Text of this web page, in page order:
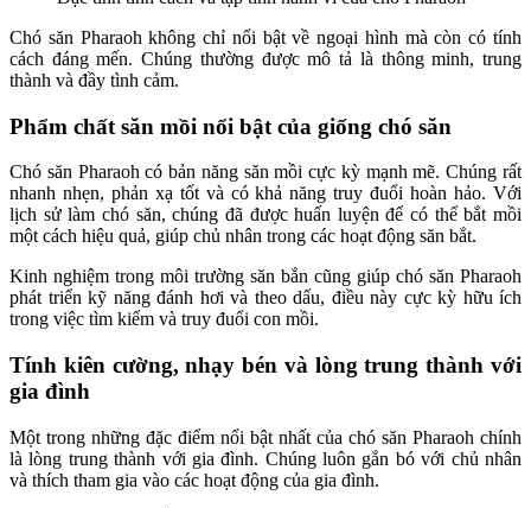
Chó săn Pharaoh không chỉ nổi bật về ngoại hình mà còn có tính
cách đáng mến. Chúng thường được mô tả là thông minh, trung
thành và đầy tình cảm.
Phẩm chất săn mồi nổi bật của giống chó săn
Chó săn Pharaoh có bản năng săn mồi cực kỳ mạnh mẽ. Chúng rất
nhanh nhẹn, phản xạ tốt và có khả năng truy đuổi hoàn hảo. Với
lịch sử làm chó săn, chúng đã được huấn luyện để có thể bắt mồi
một cách hiệu quả, giúp chủ nhân trong các hoạt động săn bắt.
Kinh nghiệm trong môi trường săn bắn cũng giúp chó săn Pharaoh
phát triển kỹ năng đánh hơi và theo dấu, điều này cực kỳ hữu ích
trong việc tìm kiếm và truy đuổi con mồi.
Tính kiên cường, nhạy bén và lòng trung thành với
gia đình
Một trong những đặc điểm nổi bật nhất của chó săn Pharaoh chính
là lòng trung thành với gia đình. Chúng luôn gắn bó với chủ nhân
và thích tham gia vào các hoạt động của gia đình.